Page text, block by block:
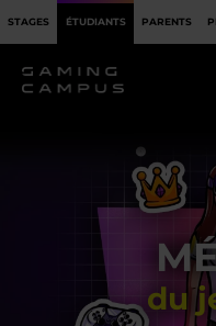
STAGES ÉTUDIANTS PARENTS
du